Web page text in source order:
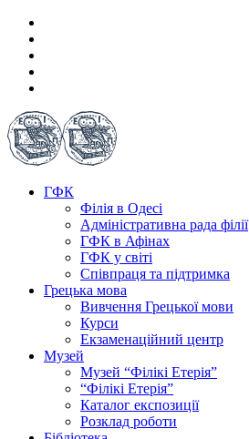
ГФК
Філія в Одесі
Адміністративна рада філії
ГФК в Афінах
ГФК у світі
Співпраця та підтримка
Грецька мова
Вивчення Грецької мови
Курси
Екзаменаційний центр
Музей
Музей “Філікі Етерія”
“Філікі Етерія”
Каталог експозиції
Розклад роботи